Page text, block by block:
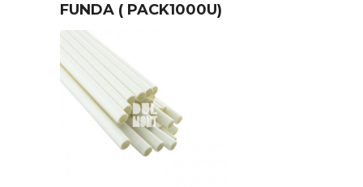
FUNDA ( PACK1000U)